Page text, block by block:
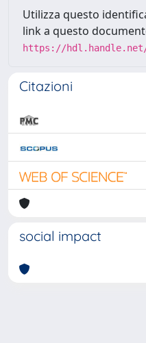
Utilizza questo
link a questo
https://hdl.handle.net/
Citazioni
social impact